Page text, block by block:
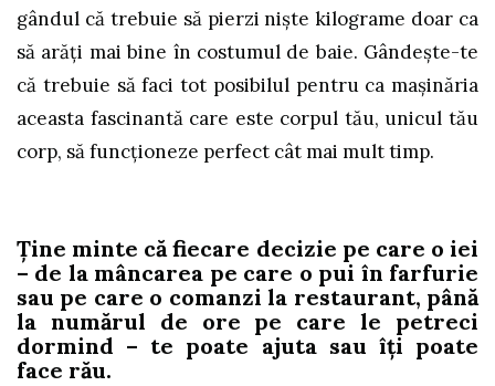
gândul că trebuie să pierzi niște kilograme doar ca
să arăți mai bine în costumul de baie. Gândește-te
că trebuie să faci tot posibilul pentru ca mașinăria
aceasta fascinantă care este corpul tău, unicul tău
corp, să funcționeze perfect cât mai mult timp.
Ține minte că fiecare decizie pe care o iei
– de la mâncarea pe care o pui în farfurie
sau pe care o comanzi la restaurant, până
la numărul de ore pe care le petreci
dormind – te poate ajuta sau îți poate
face rău.